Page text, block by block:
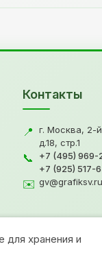
Контакты
📍
г. Москва, 2-
д.18, стр.1
📞 +7 (495) 969-
+7 (925) 517-
✉️ gv@grafiksv.ru
для хранения и